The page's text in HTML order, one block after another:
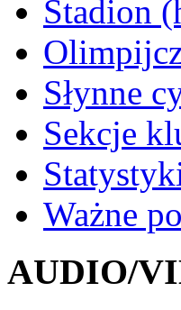
Stadion
Słynne
Sekcje
Ważne
AUDIO/